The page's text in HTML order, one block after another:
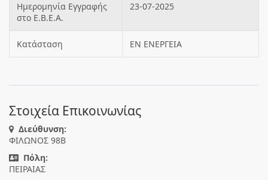
Ημερομηνία Εγγραφής
στο Ε.Β.Ε.Α.
23-07-2025
Κατάσταση ΕΝ ΕΝΕΡΓΕΙΑ
Στοιχεία Επικοινωνίας
Διεύθυνση:
ΦΙΛΩΝΟΣ 98Β
Πόλη:
ΠΕΙΡΑΙΑΣ